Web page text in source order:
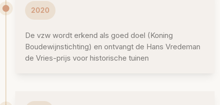
2020
De vzw wordt erkend als goed doel (Koning
Boudewijnstichting) en ontvangt de Hans Vredeman
de Vries-prijs voor historische tuinen